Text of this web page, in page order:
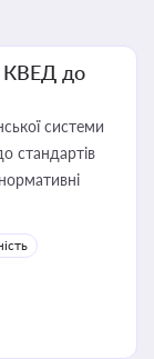
КВЕД до
системи
стандартів